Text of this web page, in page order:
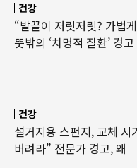
건강
“발끝이 저릿저릿? 가볍
뜻밖의 ‘치명적 질환’ 경고
건강
설거지용 스펀지, 교체
버려라” 전문가 경고, 왜